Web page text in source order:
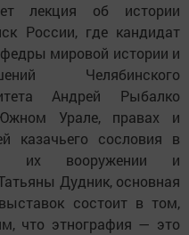
лекция об истории
России, где кандидат
мировой истории и
Челябинского
Андрей Рыбалко
Урале, правах и
казачьего сословия в
их вооружении и
Дудник, основная
состоит в том,
что этнография ― это